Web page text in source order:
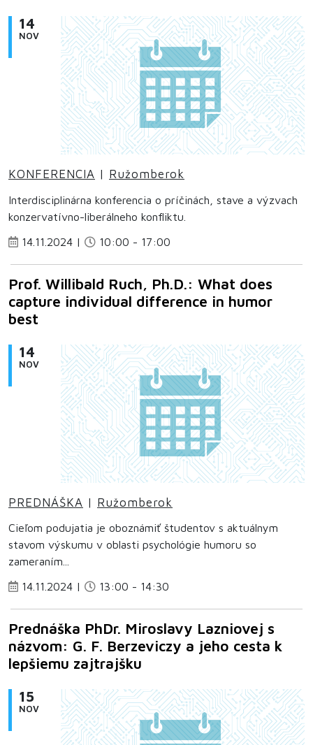
14
NOV
KONFERENCIA | Ružomberok
Interdisciplinárna konferencia o príčinách, stave a výzvach
konzervatívno-liberálneho konfliktu.
14.11.2024 |
10:00 - 17:00
Prof. Willibald Ruch, Ph.D.: What does
capture individual difference in humor
best
14
NOV
PREDNÁŠKA | Ružomberok
Cieľom podujatia je oboznámiť študentov s aktuálnym
stavom výskumu v oblasti psychológie humoru so
zameraním...
14.11.2024 |
13:00 - 14:30
Prednáška PhDr. Miroslavy Lazniovej s
názvom: G. F. Berzeviczy a jeho cesta k
lepšiemu zajtrajšku
15
NOV